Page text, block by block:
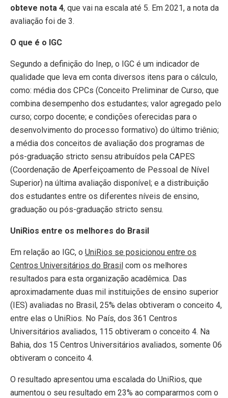
obteve nota 4, que vai na escala até 5. Em 2021, a nota da
avaliação foi de 3.
O que é o IGC
Segundo a definição do Inep, o IGC é um indicador de
qualidade que leva em conta diversos itens para o cálculo,
como: média dos CPCs (Conceito Preliminar de Curso, que
combina desempenho dos estudantes; valor agregado pelo
curso; corpo docente; e condições oferecidas para o
desenvolvimento do processo formativo) do último triênio;
a média dos conceitos de avaliação dos programas de
pós-graduação stricto sensu atribuídos pela CAPES
(Coordenação de Aperfeiçoamento de Pessoal de Nível
Superior) na última avaliação disponível; e a distribuição
dos estudantes entre os diferentes níveis de ensino,
graduação ou pós-graduação stricto sensu.
UniRios entre os melhores do Brasil
Em relação ao IGC, o UniRios se posicionou entre os
Centros Universitários do Brasil com os melhores
resultados para esta organização acadêmica. Das
aproximadamente duas mil instituições de ensino superior
(IES) avaliadas no Brasil, 25% delas obtiveram o conceito 4,
entre elas o UniRios. No País, dos 361 Centros
Universitários avaliados, 115 obtiveram o conceito 4. Na
Bahia, dos 15 Centros Universitários avaliados, somente 06
obtiveram o conceito 4.
O resultado apresentou uma escalada do UniRios, que
aumentou o seu resultado em 23% ao compararmos com o